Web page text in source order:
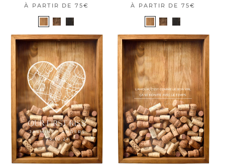
À PARTIR DE 75€
À PARTIR DE 75€